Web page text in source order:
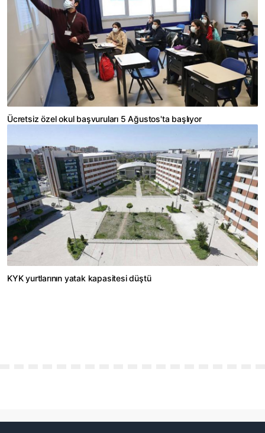
Ücretsiz özel okul başvuruları 5 Ağustos'ta başlıyor
KYK yurtlarının yatak kapasitesi düştü